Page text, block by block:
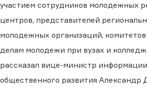
участием сотрудников молодежных
центров, представителей
молодежных организаций, комитетов
делам молодежи при вузах и
рассказал вице-министр
общественного развития Александр